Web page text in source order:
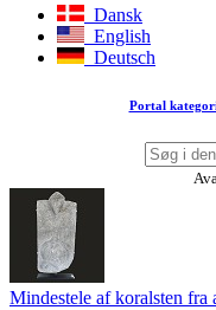
Dansk
English
Deutsch
Portal
Mindestele af koralsten